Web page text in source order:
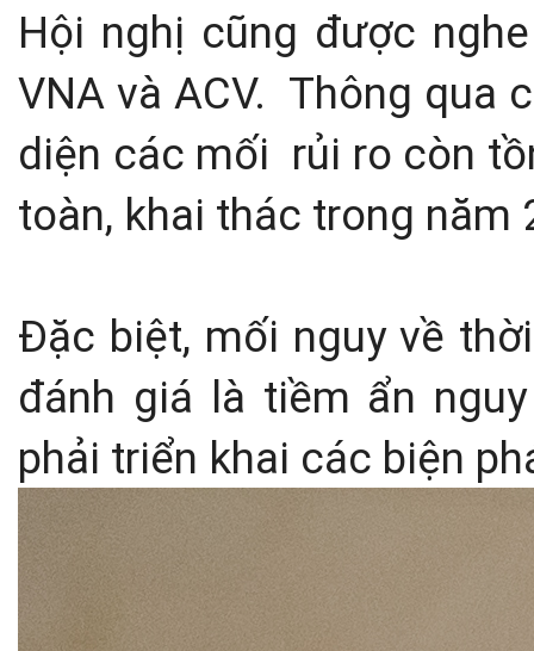
Hội nghị cũng được
VNA và ACV. Thông qua
diện các mối rủi ro còn
toàn, khai thác trong
Đặc biệt, mối nguy về
đánh giá là tiềm ẩn
phải triển khai các biện